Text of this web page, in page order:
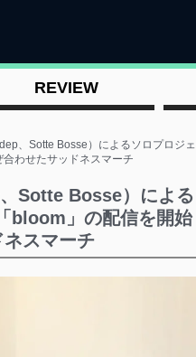
REVIEW
dep、Sotte Bosse）によるソロプロ
わせたサッドネスマーチ
Sotte Bosse）によ
」の配信を開
スマーチ